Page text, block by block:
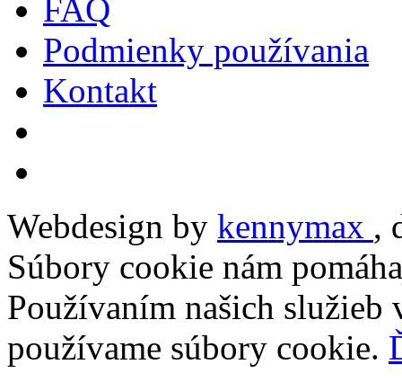
FAQ
Podmienky používania
Kontakt
Webdesign by kennymax ,
Súbory cookie nám
Používaním našich služieb
používame súbory cookie.